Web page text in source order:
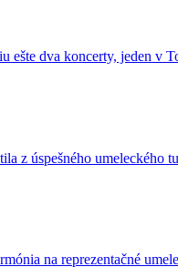
ešte dva koncerty, jeden v
z úspešného umeleckého
na reprezentačné